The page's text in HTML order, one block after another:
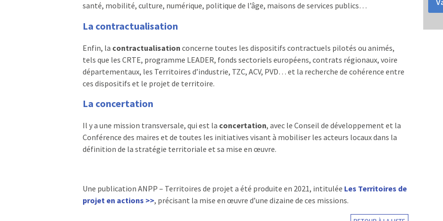
santé, mobilité, culture, numérique, politique de l’âge, maisons de services publics…
La contractualisation
Enfin, la contractualisation concerne toutes les dispositifs contractuels pilotés ou animés,
tels que les CRTE, programme LEADER, fonds sectoriels européens, contrats régionaux, voire
départementaux, les Territoires d’industrie, TZC, ACV, PVD… et la recherche de cohérence entre
ces dispositifs et le projet de territoire.
La concertation
Il y a une mission transversale, qui est la concertation, avec le Conseil de développement et la
Conférence des maires et de toutes les initiatives visant à mobiliser les acteurs locaux dans la
définition de la stratégie territoriale et sa mise en œuvre.
Une publication ANPP – Territoires de projet a été produite en 2021, intitulée Les Territoires de
projet en actions >>, précisant la mise en œuvre d’une dizaine de ces missions.